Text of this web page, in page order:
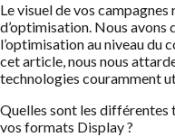
Le visuel de vos
d’optimisation. Nous avons
l’optimisation au niveau du
cet article, nous nous
technologies couramment
Quelles sont les différentes
vos formats Display ?